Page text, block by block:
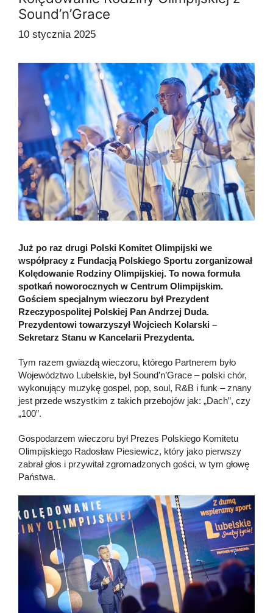
Sound’n’Grace
10 stycznia 2025
Już po raz drugi Polski Komitet Olimpijski we
współpracy z Fundacją Polskiego Sportu zorganizował
Kolędowanie Rodziny Olimpijskiej. To nowa formuła
spotkań noworocznych w Centrum Olimpijskim.
Gościem specjalnym wieczoru był Prezydent
Rzeczypospolitej Polskiej Pan Andrzej Duda.
Prezydentowi towarzyszył Wojciech Kolarski –
Sekretarz Stanu w Kancelarii Prezydenta.
Tym razem gwiazdą wieczoru, którego Partnerem było
Województwo Lubelskie, był Sound’n’Grace – polski chór,
wykonujący muzykę gospel, pop, soul, R&B i funk – znany
jest przede wszystkim z takich przebojów jak: „Dach”, czy
„100”.
Gospodarzem wieczoru był Prezes Polskiego Komitetu
Olimpijskiego Radosław Piesiewicz, który jako pierwszy
zabrał głos i przywitał zgromadzonych gości, w tym głowę
Państwa.